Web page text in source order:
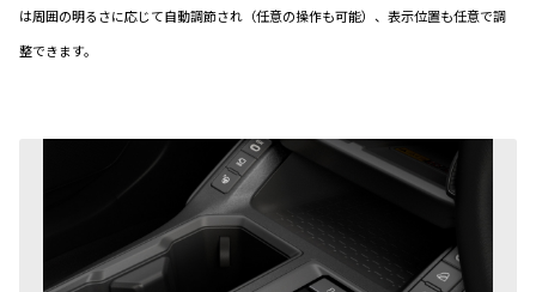
は周囲の明るさに応じて自動調節され（任意の操作も可能）、表示位置も任意で調
整できます。